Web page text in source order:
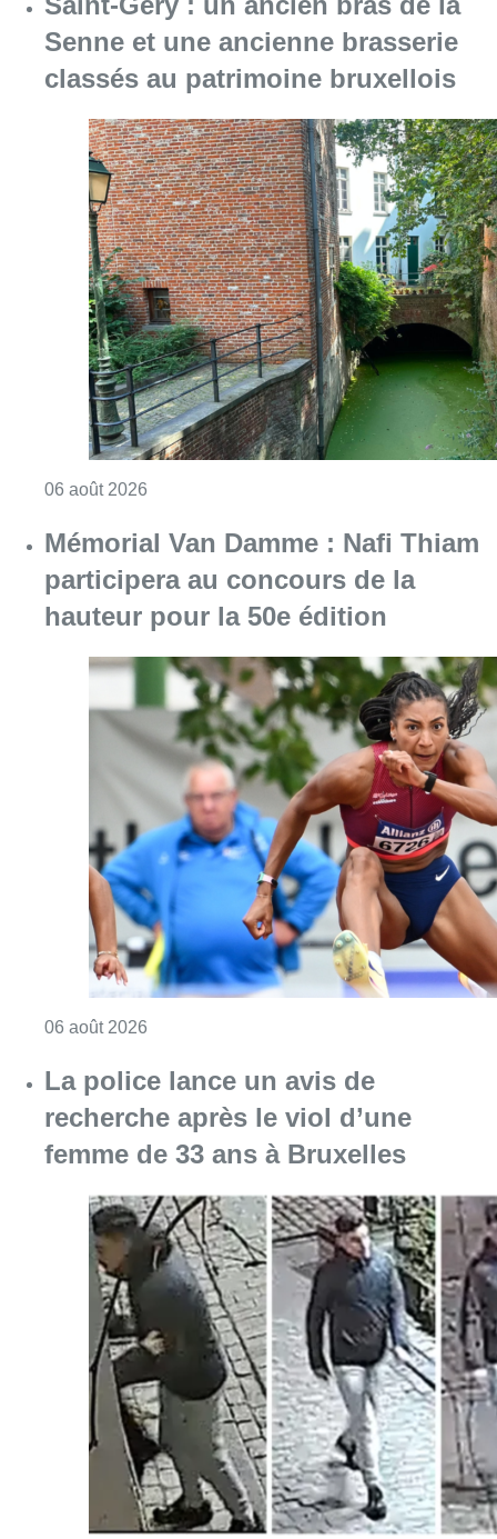
06 août 2026Consulter l'article "Saint-Géry : un ancien
Mémorial Van Damme : Nafi Thiam
participera au concours de la
hauteur pour la 50e édition
06 août 2026 Consulter l'article "Mémorial Van Damme :
La police lance un avis de
recherche après le viol d’une
femme de 33 ans à Bruxelles
06 août 2026 Consulter l'article "La police lance un avis
Partager l'article
Facebook
TwitterWhatsApp
Share
18 mai 2017 - 11h21
Sports
Schaerbeek